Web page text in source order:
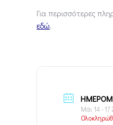
Για περισσότερες
εδώ.
Μάι 14 - 17